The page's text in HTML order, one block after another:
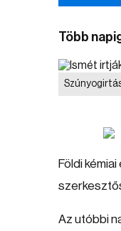
Több
Földi
Az utóbbi